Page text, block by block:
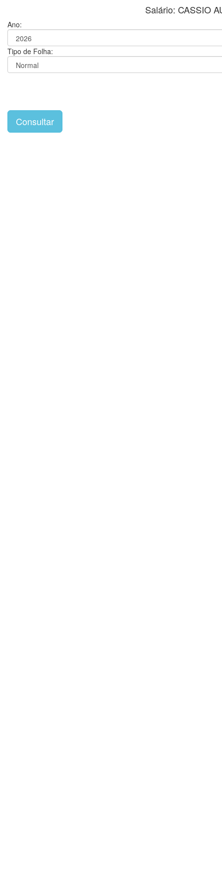
Salário: CASSIO
Ano:
Tipo de Folha: